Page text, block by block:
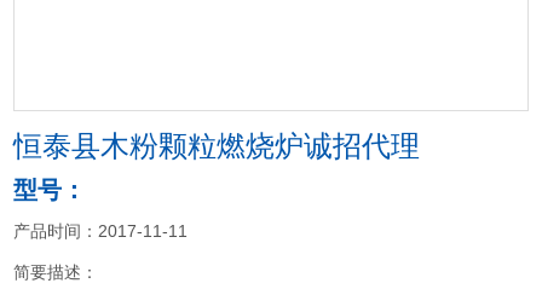
恒泰县木粉颗粒燃烧炉诚招代理
型号：
产品时间：2017-11-11
简要描述：